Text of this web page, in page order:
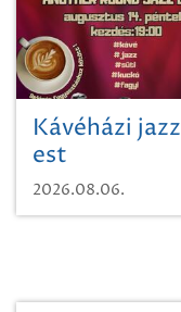
Kávéházi jazz
est
2026.08.06.